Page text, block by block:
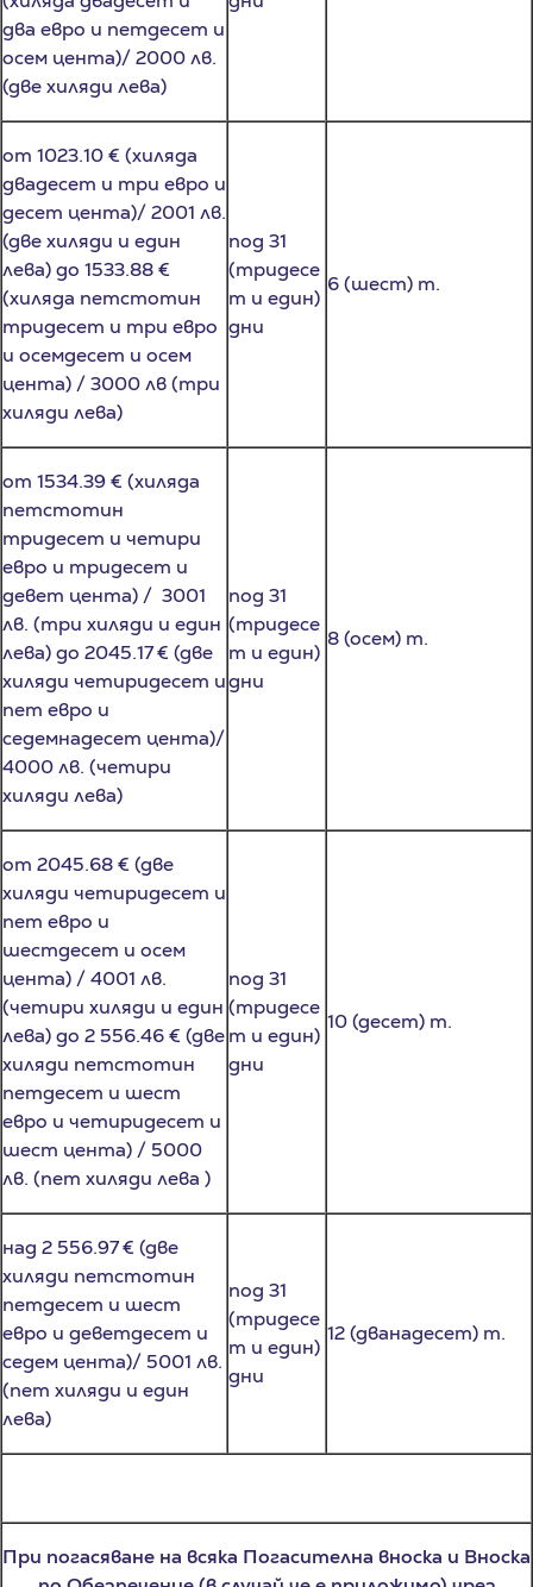
осем цента)/ 2000 лв.
(две хиляди лева)
от 1023.10 € (хиляда
двадесет и три евро и
десет цента)/ 2001 лв.
(две хиляди и един
лева) до 1533.88 €
(хиляда петстотин
тридесет и три евро
и осемдесет и осем
цента) / 3000 лв (три
хиляди лева)
(тридесе
т и един)
дни
от 1534.39 € (хиляда
петстотин
тридесет и четири
девет цента) / 3001
лв. (три хиляди и един
лева) до 2045.17 € (две
хиляди четиридесет и
пет евро и
седемнадесет цента)/
4000 лв. (четири
хиляди лева)
(тридесе
т и един)
дни
от 2045.68 € (две
хиляди четиридесет и
шестдесет и осем
цента) / 4001 лв.
(четири хиляди и един
лева) до 2 556.46 € (две
хиляди петстотин
петдесет и шест
евро и четиридесет и
шест цента) / 5000
лв. (пет хиляди лева )
(тридесе
т и един)
дни
над 2 556.97 € (две
хиляди петстотин
петдесет и шест
евро и деветдесет и
седем цента)/ 5001 лв.
(пет хиляди и един
лева)
(тридесе
т и един)
дни
При погасяване на всяка Погасителна вноска и Вноска
по Обезпечение (в случай че е приложимо) чрез
плащане над 31 (тридесет и един) дни просрочие, но